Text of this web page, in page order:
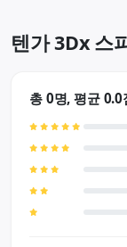
텐가 3Dx 스
총 0명, 평균 0.0